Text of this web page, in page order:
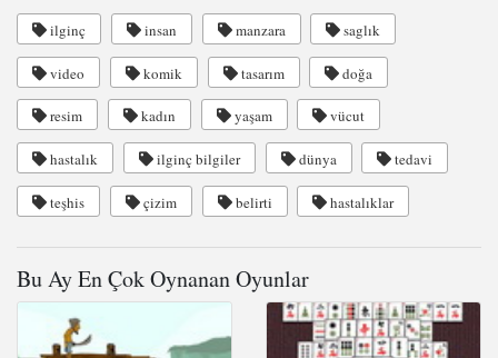
ilginç insan manzara saglık
video komik tasarım doğa
resim kadın yaşam vücut
hastalık ilginç bilgiler dünya tedavi
teşhis çizim belirti hastalıklar
Bu Ay En Çok Oynanan Oyunlar